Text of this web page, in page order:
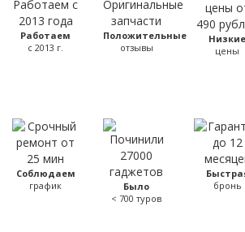
Работаем
с 2013 г.
Положительные
отзывы
Низкие
цены
Соблюдаем
график
Было
< 700 туров
бронь